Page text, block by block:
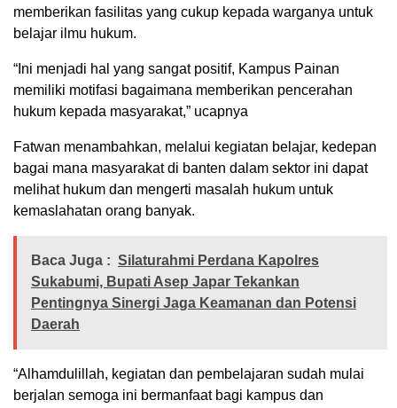
memberikan fasilitas yang cukup kepada warganya untuk
belajar ilmu hukum.
“Ini menjadi hal yang sangat positif, Kampus Painan
memiliki motifasi bagaimana memberikan pencerahan
hukum kepada masyarakat,” ucapnya
Fatwan menambahkan, melalui kegiatan belajar, kedepan
bagai mana masyarakat di banten dalam sektor ini dapat
melihat hukum dan mengerti masalah hukum untuk
kemaslahatan orang banyak.
Baca Juga : Silaturahmi Perdana Kapolres
Sukabumi, Bupati Asep Japar Tekankan
Pentingnya Sinergi Jaga Keamanan dan Potensi
Daerah
“Alhamdulillah, kegiatan dan pembelajaran sudah mulai
berjalan semoga ini bermanfaat bagi kampus dan